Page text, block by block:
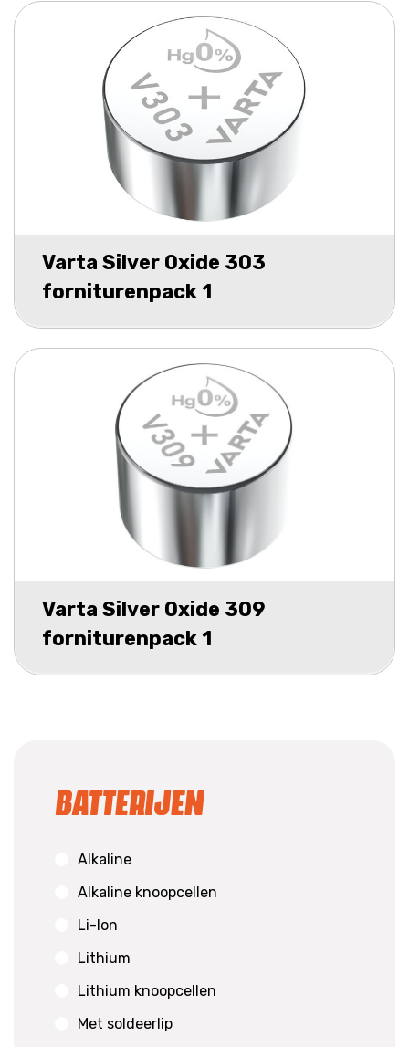
Varta Silver Oxide 303
forniturenpack 1
Varta Silver Oxide 309
forniturenpack 1
Batterijen
Alkaline
Alkaline knoopcellen
Li-Ion
Lithium
Lithium knoopcellen
Met soldeerlip